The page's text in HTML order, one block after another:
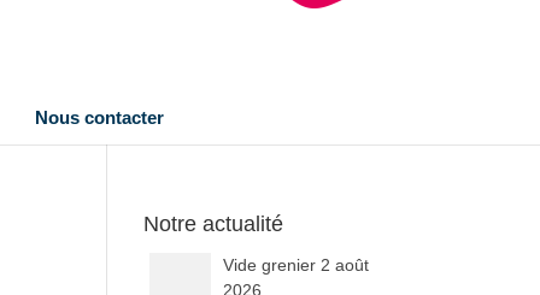
Nous contacter
Notre actualité
Vide grenier 2 août
2026